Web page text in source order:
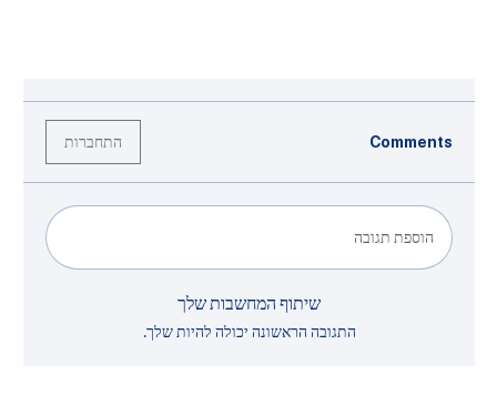
Comments התחברות
הוספת תגובה
שיתוף המחשבות שלך
התגובה הראשונה יכולה להיות שלך.